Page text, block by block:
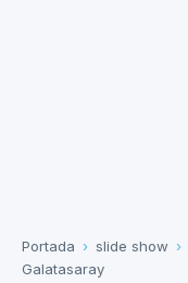
Portada › slide show ›
Galatasaray